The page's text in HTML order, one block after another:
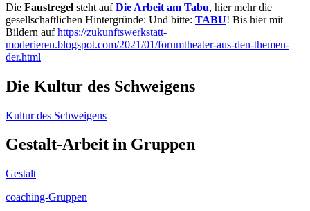
Die Faustregel steht aufDie Arbeit am Tabu, hier mehr die
gesellschaftlichen Hintergründe: Und bitte: TABU! Bis hier mit
Bildern aufhttps://zukunftswerkstatt-
moderieren.blogspot.com/2021/01/forumtheater-aus-den-themen-
der.html
Die Kultur des Schweigens
Kultur des Schweigens
Gestalt-Arbeit in Gruppen
Gestalt
coaching-Gruppen